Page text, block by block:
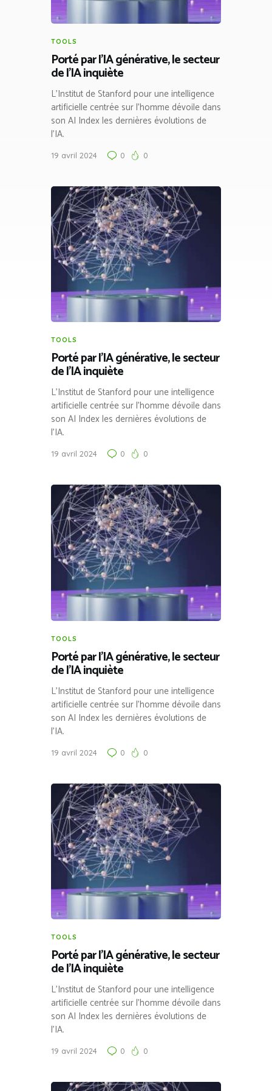
TOOLS
Porté par l’IA générative, le secteur
de l’IA inquiète
L’Institut de Stanford pour une intelligence
artificielle centrée sur l’homme dévoile dans
son AI Index les dernières évolutions de
l’IA.
19 avril 2024 0 0
TOOLS
Porté par l’IA générative, le secteur
de l’IA inquiète
L’Institut de Stanford pour une intelligence
artificielle centrée sur l’homme dévoile dans
son AI Index les dernières évolutions de
l’IA.
19 avril 2024 0 0
TOOLS
Porté par l’IA générative, le secteur
de l’IA inquiète
L’Institut de Stanford pour une intelligence
artificielle centrée sur l’homme dévoile dans
son AI Index les dernières évolutions de
l’IA.
19 avril 2024 0 0
TOOLS
Porté par l’IA générative, le secteur
de l’IA inquiète
L’Institut de Stanford pour une intelligence
artificielle centrée sur l’homme dévoile dans
son AI Index les dernières évolutions de
l’IA.
19 avril 2024 0 0